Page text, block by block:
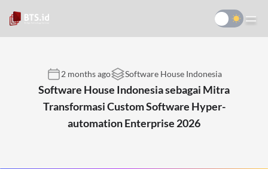
2 months ago Software House Indonesia
Software House Indonesia sebagai Mitra
Transformasi Custom Software Hyper-
automation Enterprise 2026